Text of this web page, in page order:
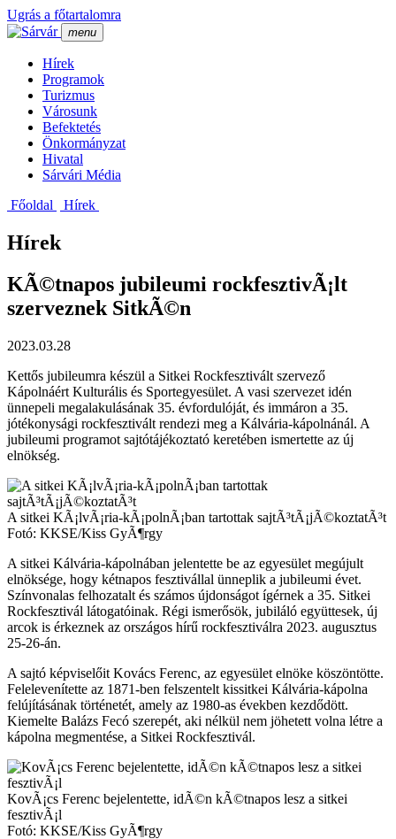
Ugrás a főtartalomra
menu
Hí­rek
Programok
Turizmus
Városunk
Befektetés
Önkormányzat
Hivatal
Sárvári Média
Főoldal
Hí­rek
Hírek
KÃ©tnapos jubileumi rockfesztivÃ¡lt
szerveznek SitkÃ©n
2023.03.28
Kettős jubileumra készül a Sitkei Rockfesztivált szervező
Kápolnáért Kulturális és Sportegyesület. A vasi szervezet idén
ünnepeli megalakulásának 35. évfordulóját, és immáron a 35.
jótékonysági rockfesztivált rendezi meg a Kálvária-kápolnánál. A
jubileumi programot sajtótájékoztató keretében ismertette az új
elnökség.
A sitkei KÃ¡lvÃ¡ria-kÃ¡polnÃ¡ban tartottak sajtÃ³tÃ¡jÃ©koztatÃ³t
Fotó: KKSE/Kiss GyÃ¶rgy
A sitkei Kálvária-kápolnában jelentette be az egyesület megújult
elnöksége, hogy kétnapos fesztivállal ünneplik a jubileumi évet.
Színvonalas felhozatalt és számos újdonságot ígérnek a 35. Sitkei
Rockfesztivál látogatóinak. Régi ismerősök, jubiláló együttesek, új
arcok is érkeznek az országos hírű rockfesztiválra 2023. augusztus
25-26-án.
A sajtó képviselőit Kovács Ferenc, az egyesület elnöke köszöntötte.
Felelevenítette az 1871-ben felszentelt kissitkei Kálvária-kápolna
felújításának történetét, amely az 1980-as években kezdődött.
Kiemelte Balázs Fecó szerepét, aki nélkül nem jöhetett volna létre a
kápolna megmentése, a Sitkei Rockfesztivál.
KovÃ¡cs Ferenc bejelentette, idÃ©n kÃ©tnapos lesz a sitkei
fesztivÃ¡l
Fotó: KKSE/Kiss GyÃ¶rgy